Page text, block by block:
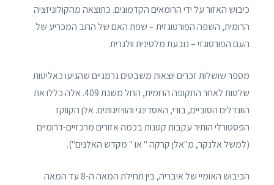
כיבוש האזור על ידי הרומאים הקדמונים. כתוצאה מהקולוניזציה
הרומית, השפה הפורטוגזית – שפת האם של הרוב המכריע של
העם הפורטוגזי – נובעת מלטינית וולגרית.
מספר שושלות זכרים יוצאות משבטים גרמניים שהגיעו כאליטות
שלטות לאחר התקופה הרומית, החל משנת 409. אלה כללו את
הוונדלים הסוביים, בורי, האסדינגי והוויזיגותים. אלן הקווקז
הפסטורלי הותיר עקבות קטנות בכמה אזורים מרכזיים-דרומיים
(למשל אלנקר, מ"אלן קרקה " או " מקדש האלנים").
הכיבוש האומיי של איבריה, בין תחילת המאה ה-8 עד המאה